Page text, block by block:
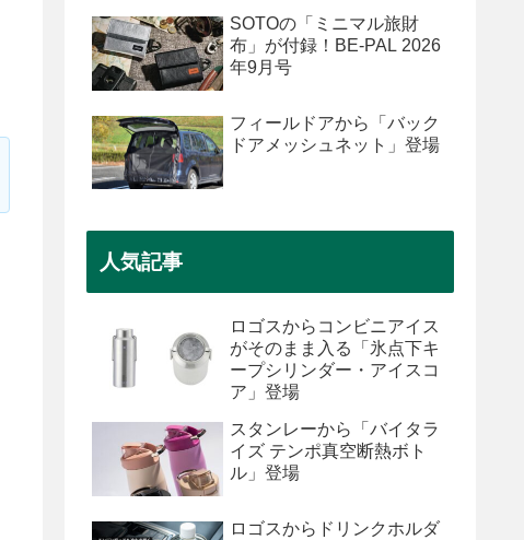
SOTOの「ミニマル旅財
布」が付録！BE-PAL 2026
年9月号
フィールドアから「バック
ドアメッシュネット」登場
人気記事
ロゴスからコンビニアイス
がそのまま入る「氷点下キ
ープシリンダー・アイスコ
ア」登場
スタンレーから「バイタラ
イズ テンポ真空断熱ボト
ル」登場
ロゴスからドリンクホルダ